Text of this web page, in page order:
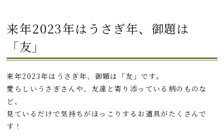
来年2023年はうさぎ年、御題は
「友」
来年2023年はうさぎ年、御題は「友」です。
愛らしいうさぎさんや、友達と寄り添っている柄のものな
ど、
見ているだけで気持ちがほっこりするお道具がたくさんで
す！